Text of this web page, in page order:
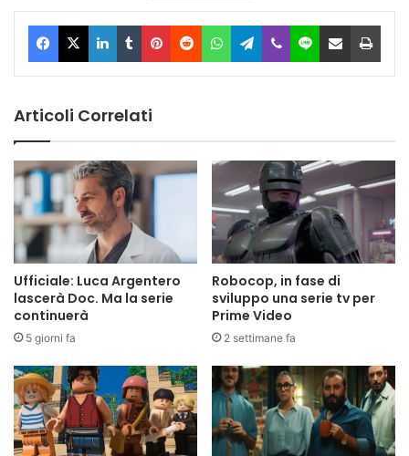
Facebook
X LinkedIn
TumblrPinterest
RedditWhatsAppTelegram
ViberLine Condividi via Email
Articoli Correlati
Ufficiale: Luca Argentero
lascerà Doc. Ma la serie
continuerà
5 giorni fa
Robocop, in fase di
sviluppo una serie tv per
Prime Video
2 settimane fa